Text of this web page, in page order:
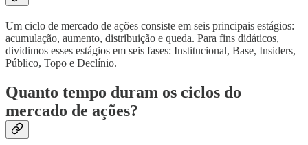
Um ciclo de mercado de ações consiste em seis principais estágios:
acumulação, aumento, distribuição e queda. Para fins didáticos,
dividimos esses estágios em seis fases: Institucional, Base, Insiders,
Público, Topo e Declínio.
Quanto tempo duram os ciclos do
mercado de ações?